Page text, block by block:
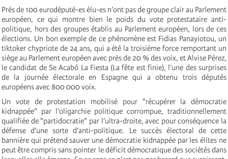
Près de 100 eurodéputé-es élu-es n’ont pas de groupe clair au Parlement
européen, ce qui montre bien le poids du vote protestataire anti-
politique, hors des groupes établis au Parlement européen, lors de ces
élections. Un bon exemple de ce phénomène est Fidias Panayiotou, un
tiktoker chypriote de 24 ans, qui a été la troisième force remportant un
siège au Parlement européen avec près de 20 % des voix, et Alvise Pérez,
le candidat de Se Acabó La Fiesta (La fête est finie), l’une des surprises
de la journée électorale en Espagne qui a obtenu trois députés
européens avec 800 000 voix.
Un vote de protestation mobilisé pour "récupérer la démocratie
kidnappée" par l’oligarchie politique corrompue, traditionnellement
qualifiée de "partidocratie" par l’ultra-droite, avec pour conséquence la
défense d’une sorte d’anti-politique. Le succès électoral de cette
bannière qui prétend sauver une démocratie kidnappée par les élites ne
peut être compris sans pointer le déficit démocratique des sociétés dans